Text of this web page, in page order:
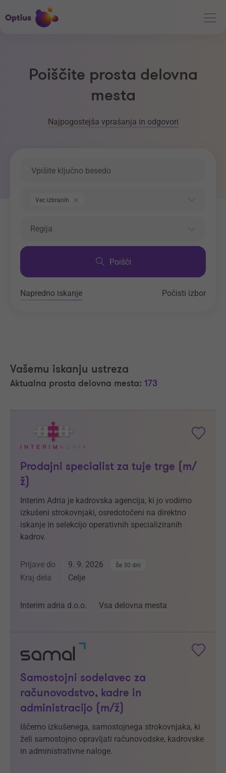
Poiščite prosta delovna
mesta
Najpogostejša vprašanja in odgovori
Vec izbranih
Regija
Poišči
Napredno iskanje Počisti izbor
Vašemu iskanju ustreza
Aktualna prosta delovna mesta: 173
Prodajni specialist za tuje trge (m/
ž)
Interim Adria je kadrovska agencija, ki jo vodimo
izkušeni strokovnjaki, osredotočeni na direktno
iskanje in selekcijo operativnih specializiranih
kadrov.
Prijave do 9. 9. 2026 Še 30 dni
Kraj dela Celje
Interim adria d.o.o. Vsa delovna mesta
Samostojni sodelavec za
računovodstvo, kadre in
administracijo (m/ž)
Iščemo izkušenega, samostojnega strokovnjaka, ki
želi samostojno opravljati računovodske, kadrovske
in administrativne naloge.